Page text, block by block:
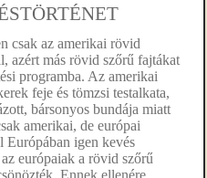
csak az amerikai rövid
azért más rövid szőrű fajtákat
programba. Az amerikai
feje és tömzsi testalkata,
bársonyos bundája miatt
amerikai, de európai
Európában igen kevés
európaiak a rövid szőrű
Ennek ellenére